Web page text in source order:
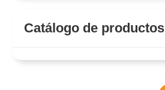
Catálogo de productos